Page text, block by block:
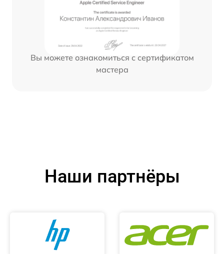
Вы можете ознакомиться с сертификатом
мастера
Наши партнёры